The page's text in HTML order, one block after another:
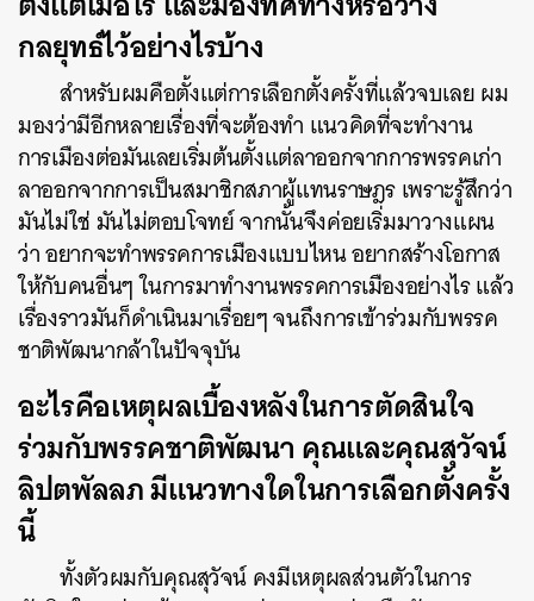
กลยุทธ์ไว้อย่างไรบ้าง
สำหรับผมคือตั้งแต่การเลือกตั้งครั้งที่แล้วจบเลย ผม
มองว่ามีอีกหลายเรื่องที่จะต้องทำ แนวคิดที่จะทำงาน
การเมืองต่อมันเลยเริ่มต้นตั้งแต่ลาออกจากการพรรคเก่า
ลาออกจากการเป็นสมาชิกสภาผู้แทนราษฎร เพราะรู้สึกว่า
มันไม่ใช่ มันไม่ตอบโจทย์ จากนั้นจึงค่อยเริ่มมาวางแผน
ว่า อยากจะทำพรรคการเมืองแบบไหน อยากสร้างโอกาส
ให้กับคนอื่นๆ ในการมาทำงานพรรคการเมืองอย่างไร แล้ว
เรื่องราวมันก็ดำเนินมาเรื่อยๆ จนถึงการเข้าร่วมกับพรรค
ชาติพัฒนากล้าในปัจจุบัน
อะไรคือเหตุผลเบื้องหลังในการตัดสินใจ
ร่วมกับพรรคชาติพัฒนา คุณและคุณสุวัจน์
ลิปตพัลลภ มีแนวทางใดในการเลือกตั้งครั้ง
นี้
ทั้งตัวผมกับคุณสุวัจน์ คงมีเหตุผลส่วนตัวในการ